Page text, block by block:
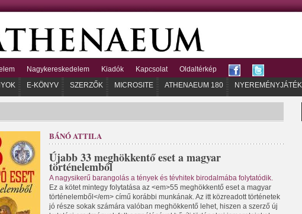
Nagykereskedelem Kiadók Kapcsolat
Oldaltérkép
E-KÖNYV SZERZŐK MICROSITE ATHENAEUM 180 NYEREMÉNYJÁTÉK
BÁNÓ ATTILA
Újabb 33 meghökkentő eset a magyar
történelemből
A nagysikerű barangolás a tények és tévhitek birodalmába folytatódik.
Ez a kötet mintegy folytatása az <em>55 meghökkentő eset a magyar
történelemből</em> című korábbi munkának. Az itt közreadott történetek
jó része sokak számára valóban meghökkentő lehet, hiszen a szerző új